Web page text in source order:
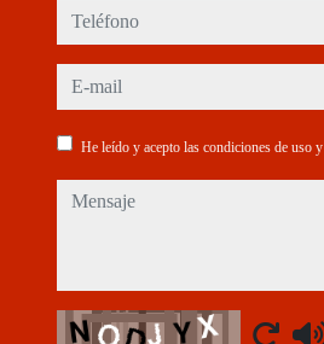
teléfono
e-mail
He leído y acepto las condiciones de uso y
mensaje
Captcha